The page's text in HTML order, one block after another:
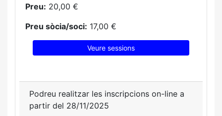
Preu: 20,00 €
Preu sòcia/soci: 17,00 €
Veure sessions
Podreu realitzar les inscripcions on-line a
partir del 28/11/2025